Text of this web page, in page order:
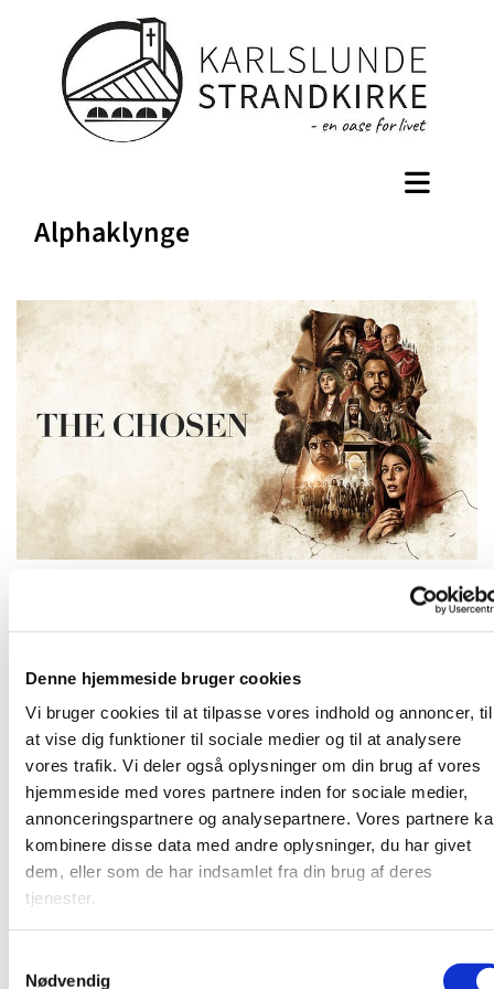
Denne hjemmeside bruger cookies
Vi bruger cookies til at tilpasse vores indhold og annoncer, til
at vise dig funktioner til sociale medier og til at analysere
vores trafik. Vi deler også oplysninger om din brug af vores
hjemmeside med vores partnere inden for sociale medier,
annonceringspartnere og analysepartnere. Vores partnere
kombinere disse data med andre oplysninger, du har givet
dem, eller som de har indsamlet fra din brug af deres
tjenester.
Nødvendig
Alphaklynge
Tirsdag 19. oktober 2027, kl. 19:00 - 21:00
Vi ser filmen "The Chosen" sammen
Vi ser "The Chosen"